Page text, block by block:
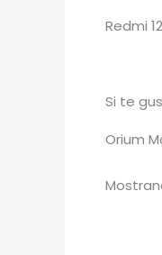
Redmi 12
Si te
Orium